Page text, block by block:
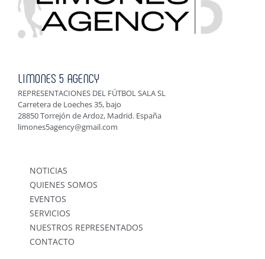
LIMONES 5 AGENCY
REPRESENTACIONES DEL FÚTBOL SALA SL
Carretera de Loeches 35, bajo
28850 Torrejón de Ardoz, Madrid. España
limones5agency@gmail.com
NOTICIAS
QUIENES SOMOS
EVENTOS
SERVICIOS
NUESTROS REPRESENTADOS
CONTACTO